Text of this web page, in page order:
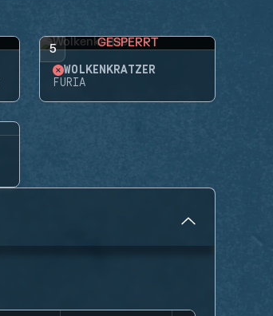
5 GESPERRT
WOLKENKRATZER
FURIA